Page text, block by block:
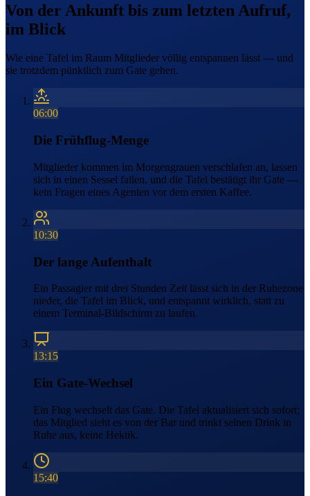
Von der Ankunft bis zum letzten Aufruf,
im Blick
Wie eine Tafel im Raum Mitglieder völlig entspannen lässt — und
sie trotzdem pünktlich zum Gate gehen.
06:00
Die Frühflug-Menge
Mitglieder kommen im Morgengrauen verschlafen an, lassen
sich in einen Sessel fallen, und die Tafel bestätigt ihr Gate —
kein Fragen eines Agenten vor dem ersten Kaffee.
10:30
Der lange Aufenthalt
Ein Passagier mit drei Stunden Zeit lässt sich in der Ruhezone
nieder, die Tafel im Blick, und entspannt wirklich, statt zu
einem Terminal-Bildschirm zu laufen.
13:15
Ein Gate-Wechsel
Ein Flug wechselt das Gate. Die Tafel aktualisiert sich sofort;
das Mitglied sieht es von der Bar und trinkt seinen Drink in
Ruhe aus, keine Hektik.
15:40